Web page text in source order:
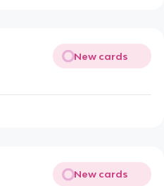
New cards
New cards